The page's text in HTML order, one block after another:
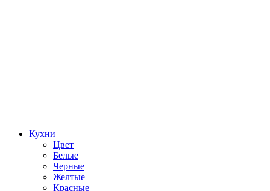
Кухни
Цвет
Белые
Черные
Желтые
Красные